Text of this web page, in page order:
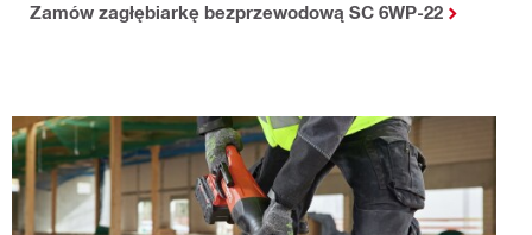
Zamów zagłębiarkę bezprzewodową SC 6WP-22